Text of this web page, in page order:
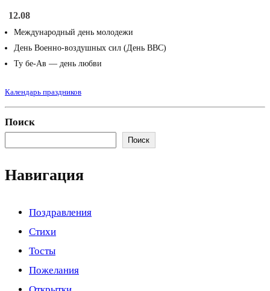
12.08
Международный день молодежи
День Военно-воздушных сил (День ВВС)
Ту бе-Ав — день любви
Календарь праздников
Поиск
Поиск
Навигация
Поздравления
Стихи
Тосты
Пожелания